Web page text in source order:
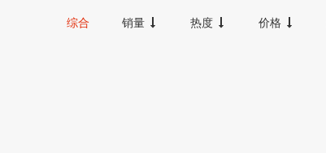
综合 销量 热度 价格